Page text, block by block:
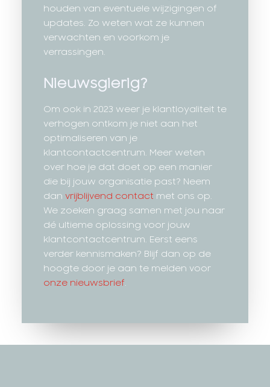
houden van eventuele wijzigingen of
updates. Zo weten wat ze kunnen
verwachten en voorkom je
verrassingen.
Nieuwsgierig?
Om ook in 2023 weer je klantloyaliteit te
verhogen ontkom je niet aan het
optimaliseren van je
klantcontactcentrum. Meer weten
over hoe je dat doet op een manier
die bij jouw organisatie past? Neem
dan vrijblijvend contact met ons op.
We zoeken graag samen met jou naar
dé ultieme oplossing voor jouw
klantcontactcentrum. Eerst eens
verder kennismaken? Blijf dan op de
hoogte door je aan te melden voor
onze nieuwsbrief.